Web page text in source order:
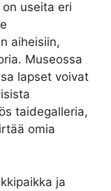
on useita eri
aiheisiin,
Museossa
lapset voivat
taidegalleria,
omia
ja